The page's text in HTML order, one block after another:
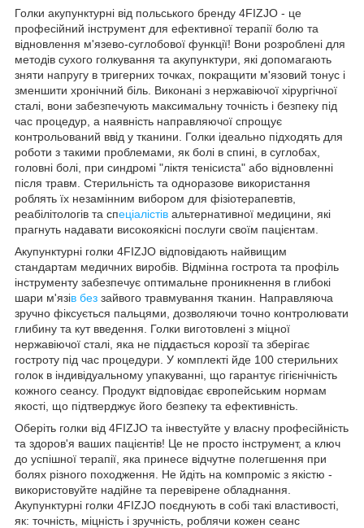
Голки акупунктурні від польського бренду 4FIZJO - це
професійний інструмент для ефективної терапії болю та
відновлення м'язево-суглобової функції! Вони розроблені для
методів сухого голкування та акупунктури, які допомагають
зняти напругу в тригерних точках, покращити м'язовий тонус і
зменшити хронічний біль. Виконані з нержавіючої хірургічної
сталі, вони забезпечують максимальну точність і безпеку під
час процедур, а наявність направляючої спрощує
контрольований ввід у тканини. Голки ідеально підходять для
роботи з такими проблемами, як болі в спині, в суглобах,
головні болі, при синдромі "ліктя тенісиста" або відновленні
після травм. Стерильність та одноразове використання
роблять їх незамінним вибором для фізіотерапевтів,
реабілітологів та спеціалістів альтернативної медицини, які
прагнуть надавати високоякісні послуги своїм пацієнтам.
Акупунктурні голки 4FIZJO відповідають найвищим
стандартам медичних виробів. Відмінна гострота та профіль
інструменту забезпечує оптимальне проникнення в глибокі
шари м'язів без зайвого травмування тканин. Направляюча
зручно фіксується пальцями, дозволяючи точно контролювати
глибину та кут введення. Голки виготовлені з міцної
нержавіючої сталі, яка не піддається корозії та зберігає
гостроту під час процедури. У комплекті йде 100 стерильних
голок в індивідуальному упакуванні, що гарантує гігієнічність
кожного сеансу. Продукт відповідає європейським нормам
якості, що підтверджує його безпеку та ефективність.
Оберіть голки від 4FIZJO та інвестуйте у власну професійність
та здоров'я ваших пацієнтів! Це не просто інструмент, а ключ
до успішної терапії, яка принесе відчутне полегшення при
болях різного походження. Не йдіть на компроміс з якістю -
використовуйте надійне та перевірене обладнання.
Акупунктурні голки 4FIZJO поєднують в собі такі властивості,
як: точність, міцність і зручність, роблячи кожен сеанс